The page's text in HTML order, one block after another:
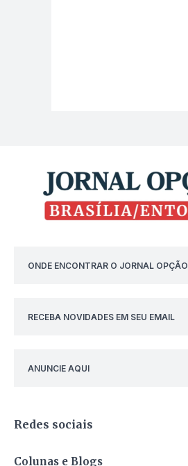
ONDE ENCONTRAR O JORNAL OPÇÃO
RECEBA NOVIDADES EM SEU EMAIL
ANUNCIE AQUI
Redes sociais
Colunas e Blogs